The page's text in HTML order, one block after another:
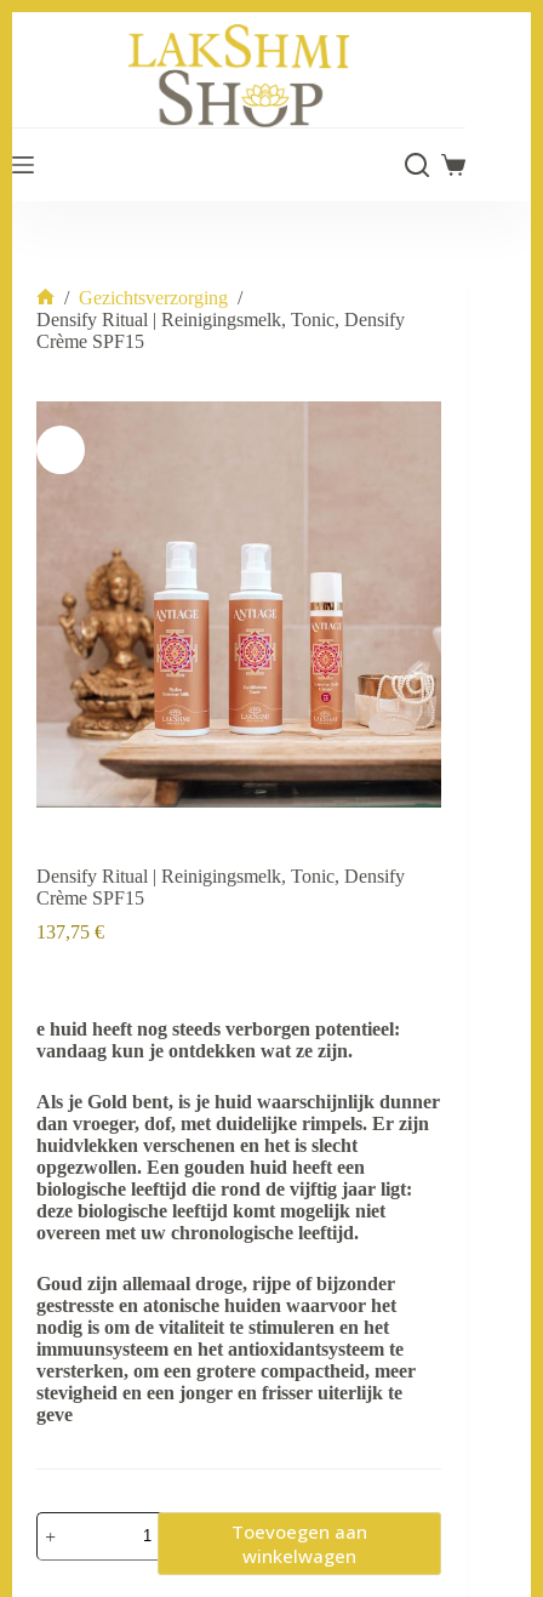
Home
/ Gezichtsverzorging /
Densify Ritual | Reinigingsmelk, Tonic, Densify
Crème SPF15
Densify Ritual | Reinigingsmelk, Tonic, Densify
Crème SPF15
137,75 €
e huid heeft nog steeds verborgen potentieel:
vandaag kun je ontdekken wat ze zijn.
Als je Gold bent, is je huid waarschijnlijk dunner
dan vroeger, dof, met duidelijke rimpels. Er zijn
huidvlekken verschenen en het is slecht
opgezwollen. Een gouden huid heeft een
biologische leeftijd die rond de vijftig jaar ligt: ​​
deze biologische leeftijd komt mogelijk niet
overeen met uw chronologische leeftijd.
Goud zijn allemaal droge, rijpe of bijzonder
gestresste en atonische huiden waarvoor het
nodig is om de vitaliteit te stimuleren en het
immuunsysteem en het antioxidantsysteem te
versterken, om een ​​grotere compactheid, meer
stevigheid en een jonger en frisser uiterlijk te
geve
Densify
Ritual
|
Toevoegen aan
winkelwagen